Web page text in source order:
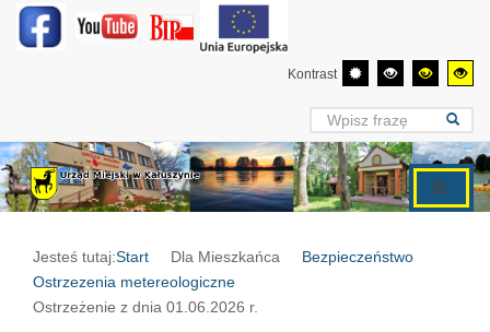
Kontrast
Jesteś tutaj:Start Dla Mieszkańca
Bezpieczeństwo
Ostrzezenia metereologiczne
Ostrzeżenie z dnia 01.06.2026 r.